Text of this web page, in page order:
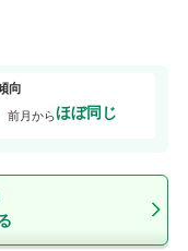
向
前月からほぼ同じ